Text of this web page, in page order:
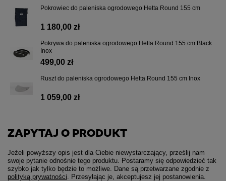
Pokrowiec do paleniska ogrodowego Hetta Round 155 cm
1 180,00 zł
Pokrywa do paleniska ogrodowego Hetta Round 155 cm Black
Inox
499,00 zł
Ruszt do paleniska ogrodowego Hetta Round 155 cm Inox
1 059,00 zł
ZAPYTAJ O PRODUKT
Jeżeli powyższy opis jest dla Ciebie niewystarczający, prześlij nam
swoje pytanie odnośnie tego produktu. Postaramy się odpowiedzieć tak
szybko jak tylko będzie to możliwe.
Dane są przetwarzane zgodnie z
polityką prywatności . Przesyłając je, akceptujesz jej postanowienia.